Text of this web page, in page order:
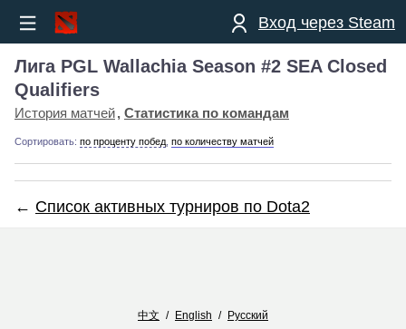
Вход через Steam
Лига PGL Wallachia Season #2 SEA Closed
Qualifiers
История матчей Статистика по командам
Сортировать: по проценту побед по количеству матчей
← Список активных турниров по Dota2
中文 / English / Русский